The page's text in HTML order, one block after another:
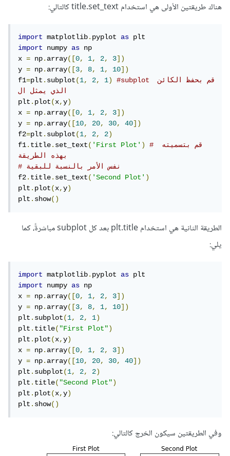
هناك طريقتين الأولى هي استخدام title.set_text كالتالي:
import matplotlib.pyplot as
import
numpy as np
x = np.array([0, 1, 2, 3])
y = np.array([3, 8, 1, 10])
f1=plt.subplot(1, 2, 1)
#subplot قم بحفظ الكائن
plt.plot(x,y)
x = np.array([0, 1, 2, 3])
y = np.array([10, 20, 30, 40])
f2=plt.subplot(1, 2, 2)
f1.title.set_text('First Plot')
# قم بتسميته
بهذه الطريقة
# نفس الأمر بالنسبة للبقية
f2.title.set_text('Second Plot')
plt.plot(x,y)
plt.show()
الطريقة الثانية هي استخدام plt.title بعد كل subplot مباشرةً، كما
يلي:
import matplotlib.pyplot as
import
numpy as np
x = np.array([0, 1, 2, 3])
y = np.array([3, 8, 1, 10])
plt.subplot(1, 2, 1)
plt.title("First Plot")
plt.plot(x,y)
x = np.array([0, 1, 2, 3])
y = np.array([10, 20, 30, 40])
plt.subplot(1, 2, 2)
plt.title("Second Plot")
plt.plot(x,y)
plt.show()
وفي الطريقتين سيكون الخرج كالتالي: